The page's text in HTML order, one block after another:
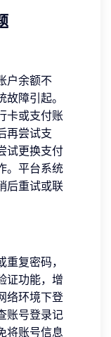
户余额不
障引起。
卡或支付账
再尝试支
试更换支付
。平台系统
后重试或联
复密码，
证功能，增
络环境下登
账号登录记
将账号信息